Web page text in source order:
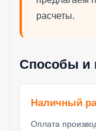
расчеты.
Способы и
Наличный
Оплата